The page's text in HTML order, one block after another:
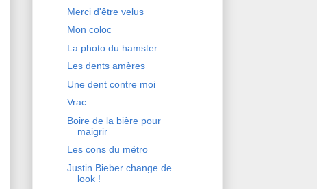
Merci d'être velus
Mon coloc
La photo du hamster
Les dents amères
Une dent contre moi
Vrac
Boire de la bière pour
maigrir
Les cons du métro
Justin Bieber change de
look !